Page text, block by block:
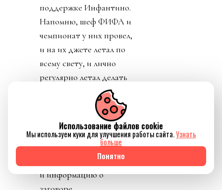
поддержке Инфантино.
Напомню, шеф ФИФА и
чемпионат у них провел,
и на их джете летал по
всему свету, и лично
регулярно летал делать
«ку» правителям Катара.
УЕФА пригрозило
разбирательством и
потребовала сохранять
все вещественные улики
и информацию о
Использование файлов cookie
Мы используем куки для улучшения работы сайта.Узнать
больше
Понятно